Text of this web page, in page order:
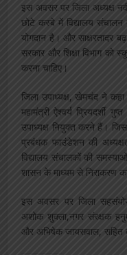
इस अवसर पर जिला अध्यक्ष
छोटे कस्बे में विद्यालय संचालन
योगदान है। और साक्षरतादर
सरकार और शिक्षा विभाग को
करना चाहिए।
जिला उपाध्यक्ष, खेमचंद ने
महामंत्री ऐश्वर्य
उपाध्यक्ष नियुक्त करने हैं।
प्रबंधक फाउंडेशन की
विद्यालय संचालकों की
शासन के माध्यम से निराकरण
इस अवसर पर जिला
अशोक शुक्ला,नगर संरक्षक
और अभिषेक जायसवाल, सहित